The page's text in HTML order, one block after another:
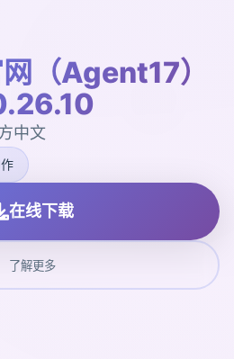
（Agent17）
中文
在线下载
了解更多